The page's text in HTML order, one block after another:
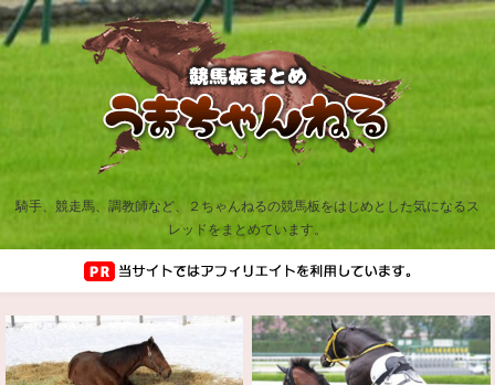
騎手、競走馬、調教師など、２ちゃんねるの競馬板をはじめとした気になるス
レッドをまとめています。